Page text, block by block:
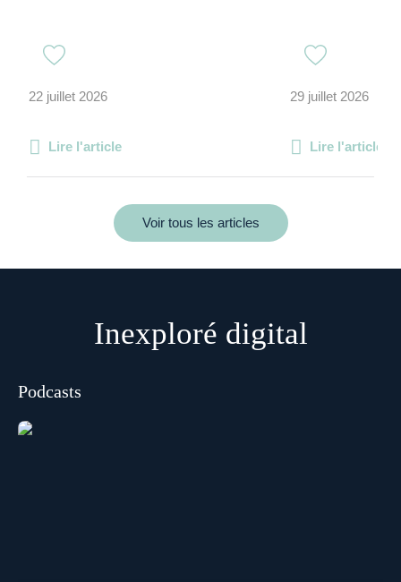
22 juillet 2026
Lire l'article
29 juillet 2026
Lire l'article
Voir tous les articles
Inexploré digital
Podcasts